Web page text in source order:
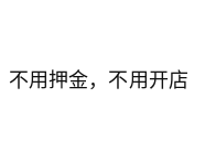
用押金，不用开店